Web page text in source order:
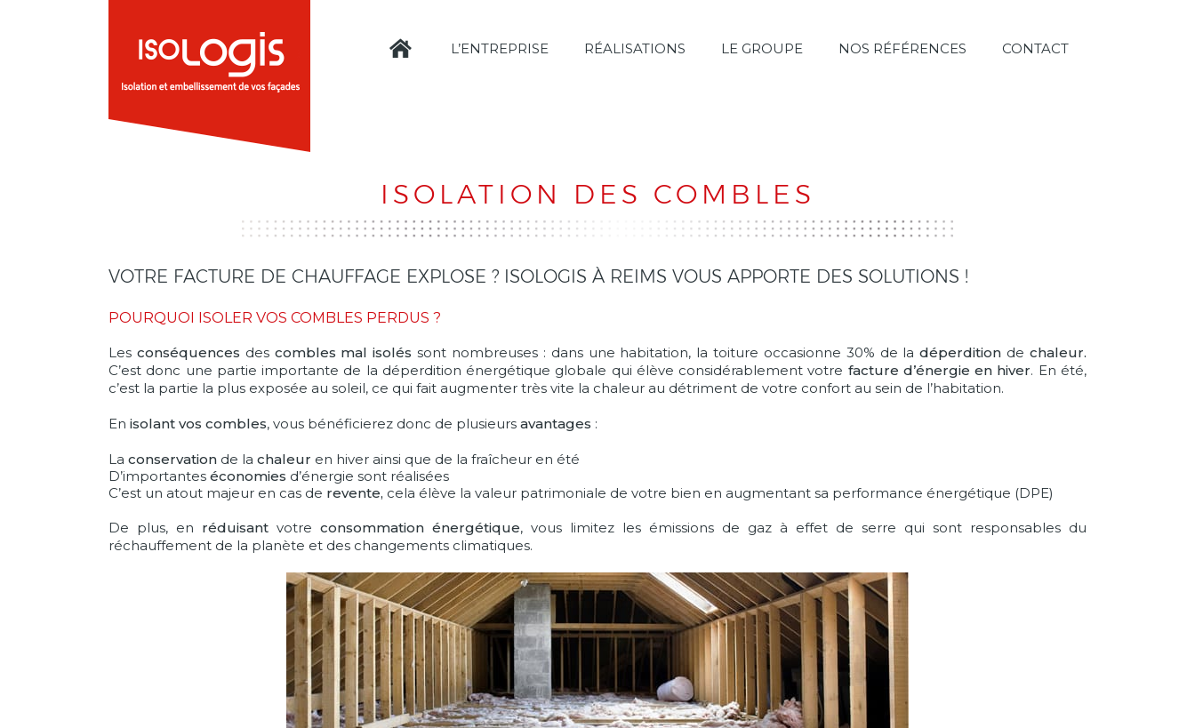
L’ENTREPRISE RÉALISATIONS LE GROUPE NOS RÉFÉRENCES CONTACT
ISOLATION DES COMBLES
VOTRE FACTURE DE CHAUFFAGE EXPLOSE ? ISOLOGIS À REIMS VOUS APPORTE DES SOLUTIONS !
POURQUOI ISOLER VOS COMBLES PERDUS ?
Les conséquences des combles mal isolés sont nombreuses : dans une habitation, la toiture occasionne 30% de ladéperdition dechaleur.
C’est donc une partie importante de la déperdition énergétique globale qui élève considérablement votre facture d’énergie en hiver. En été,
c’est la partie la plus exposée au soleil, ce qui fait augmenter très vite la chaleur au détriment de votre confort au sein de l’habitation.
En isolant vos combles, vous bénéficierez donc de plusieurs avantages :
La conservation de la chaleur en hiver ainsi que de la fraîcheur en été
D’importantes économies d’énergie sont réalisées
C’est un atout majeur en cas de revente, cela élève la valeur patrimoniale de votre bien en augmentant sa performance énergétique (DPE)
De plus, en réduisant votre consommation énergétique, vous limitez les émissions de gaz à effet de serre qui sont responsables du
réchauffement de la planète et des changements climatiques.